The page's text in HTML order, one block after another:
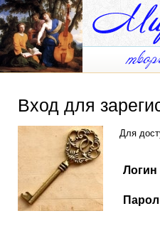
Вход для
Для
Логин